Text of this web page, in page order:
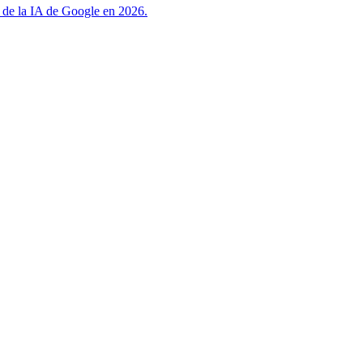
la IA de Google en 2026.